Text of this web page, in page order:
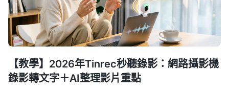
【教學】2026年Tinrec秒聽錄影：網路攝影機
錄影轉文字＋AI整理影片重點